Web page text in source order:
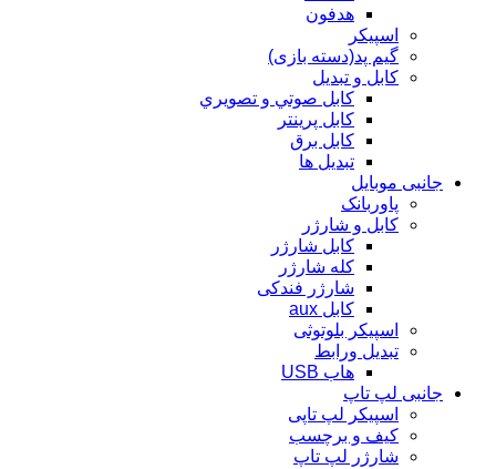
هدفون
اسپیکر
گیم پد(دسته بازی)
کابل و تبدیل
كابل صوتي و تصويري
کابل پرینتر
کابل برق
تبدیل ها
جانبی موبایل
پاوربانک
کابل و شارژر
کابل شارژر
کله شارژر
شارژر فندکی
کابل aux
اسپیکر بلوتوثی
تبدیل ورابط
هاب USB
جانبی لپ تاپ
اسپیکر لپ تاپی
کیف و برچسب
شارژر لپ تاپ